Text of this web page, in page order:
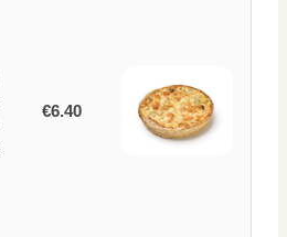
€6.40